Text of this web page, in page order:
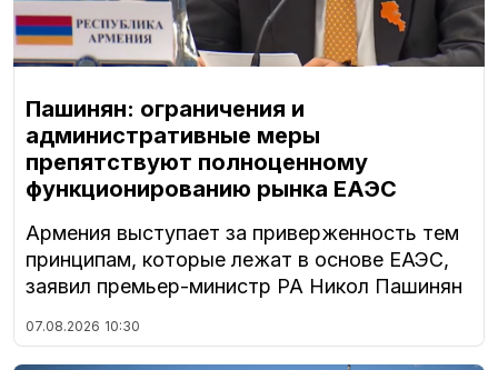
Пашинян: ограничения и
административные меры
препятствуют полноценному
функционированию рынка ЕАЭС
Армения выступает за приверженность тем
принципам, которые лежат в основе ЕАЭС,
заявил премьер-министр РА Никол Пашинян
07.08.2026 10:30